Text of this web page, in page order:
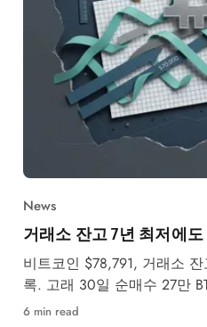
News
거래소 잔고 7년 최저에
비트코인 $78,791, 거래소
록. 고래 30일 순매수 27만
5월 강세·약세 시나리오를 분
6 min read